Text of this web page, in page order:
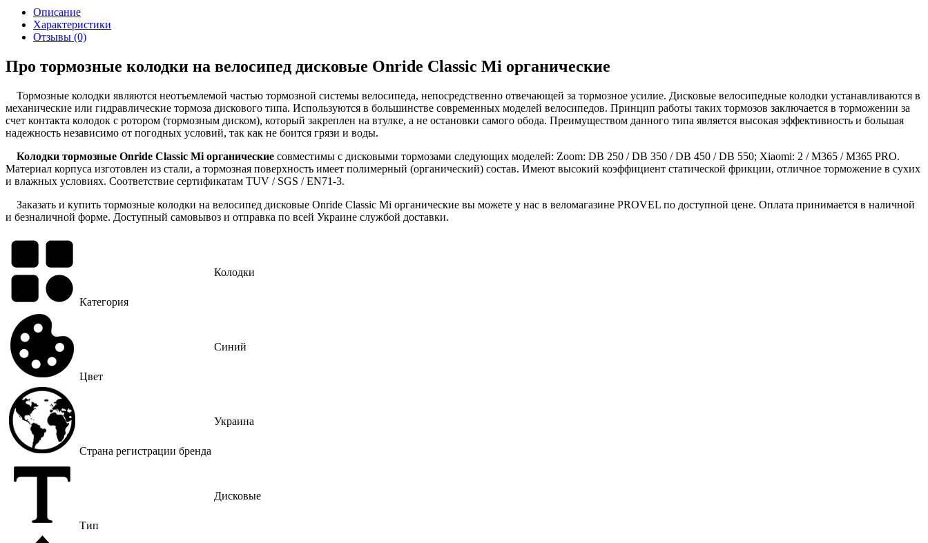
Описание
Характеристики
Отзывы (0)
Про тормозные колодки на велосипед дисковые Onride Classic Mi органические
Тормозные колодки являются неотъемлемой частью тормозной системы велосипеда, непосредственно отвечающей за тормозное усилие. Дисковые велосипедные колодки устанавливаются в
механические или гидравлические тормоза дискового типа. Используются в большинстве современных моделей велосипедов. Принцип работы таких тормозов заключается в торможении за
счет контакта колодок с ротором (тормозным диском), который закреплен на втулке, а не остановки самого обода. Преимуществом данного типа является высокая эффективность и большая
надежность независимо от погодных условий, так как не боится грязи и воды.
Колодки тормозные Onride Classic Mi органические совместимы с дисковыми тормозами следующих моделей: Zoom: DB 250 / DB 350 / DB 450 / DB 550; Xiaomi: 2 / M365 / M365 PRO.
Материал корпуса изготовлен из стали, а тормозная поверхность имеет полимерный (органический) состав. Имеют высокий коэффициент статической фрикции, отличное торможение в сухих
и влажных условиях. Соответствие сертификатам TUV / SGS / EN71-3.
Заказать и купить тормозные колодки на велосипед дисковые Onride Classic Mi органические вы можете у нас в веломагазине PROVEL по доступной цене. Оплата принимается в наличной
и безналичной форме. Доступный самовывоз и отправка по всей Украине службой доставки.
Категория
Колодки
Цвет
Синий
Страна регистрации бренда
Украина
Тип
Дисковые